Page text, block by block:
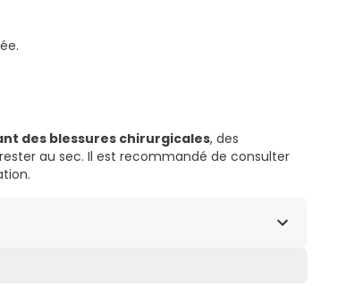
des blessures chirurgicales, des
au sec. Il est recommandé de consulter